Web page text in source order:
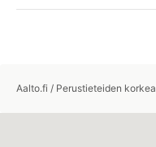
Aalto.fi / Perustieteiden